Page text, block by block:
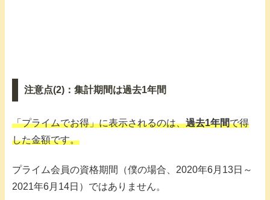
注意点(2)：集計期間は過去1年間
「プライムでお得」に表示されるのは、過去1年間で得
した金額です。
プライム会員の資格期間（僕の場合、2020年6月13日～
2021年6月14日）ではありません。